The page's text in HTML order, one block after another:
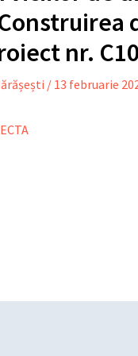
nr.
/ 13 februarie